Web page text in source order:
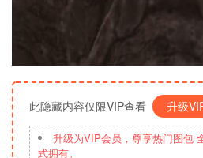
此隐藏内容仅限VIP查看 升级
升级为VIP会员，尊享热门图包
式拥有。